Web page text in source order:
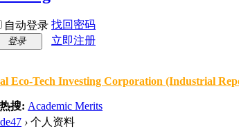
自动登录 找回密码
登录
立即注册
Eco-Tech Investing Corporation (Industrial
热搜: Academic Merits
› 个人资料